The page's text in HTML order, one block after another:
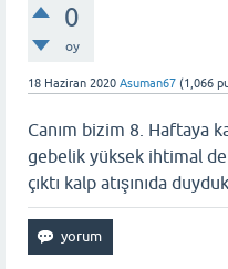
0
oy
18 Haziran 2020 Asuman67 (1,066
Canım bizim 8. Haftaya
gebelik yüksek ihtimal
çıktı kalp atışınıda